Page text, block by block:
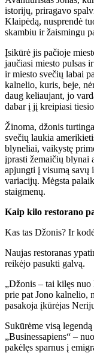
istorijų, priragavo
Klaipėdą, nusprendė
skambiu ir žaismingu
Įsikūrė jis pačioje
jaučiasi miesto pulsas
ir miesto svečių labai
kalnelio, kuris, beje,
daug keliaujant, jo
dabar į jį kreipiasi
Žinoma, džonis
svečių laukia
blyneliai, vaikystę
įprasti žemaičių blynai
apjungti į visumą savų
variacijų. Mėgsta
staigmenų.
Kaip kilo restorano
Kas tas Džonis? Ir
Naujas restoranas
reikėjo pasukti galvą.
„Džonis – tai kilęs
prie pat Jono kalnelio,
pasakoja įkūrėjas
Sukūrėme visą
„Businessapiens“ –
pakėlęs sparnus į